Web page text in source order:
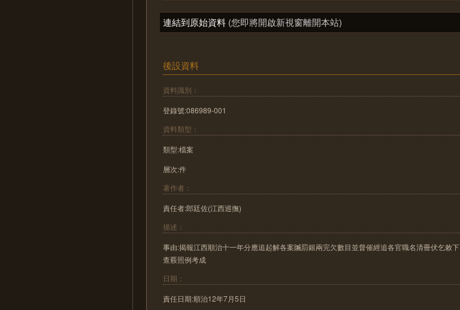
連結到原始資料 (您即將開啟新視窗離開本站)
後設資料
資料識別：
登錄號:086989-001
資料類型：
類型:檔案
層次:件
著作者：
責任者:郎廷佐(江西巡撫)
描述：
事由:揭報江西順治十一年分應追起解各案贓罰銀兩完欠數目並督催經追各官職名清冊伏乞敕下
查覈照例考成
日期：
責任日期:順治12年7月5日